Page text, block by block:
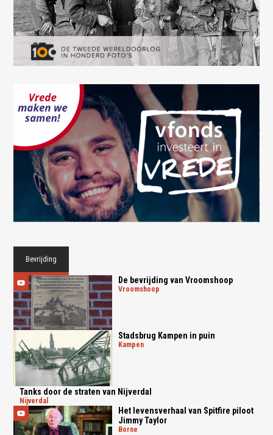
Bevrijding
De bevrijding van Vroomshoop
vroomshoop
Stadsbrug Kampen in puin
kampen
Tanks door de straten van Nijverdal
nijverdal
Het levensverhaal van Spitfire piloot
Jimmy Taylor
borne